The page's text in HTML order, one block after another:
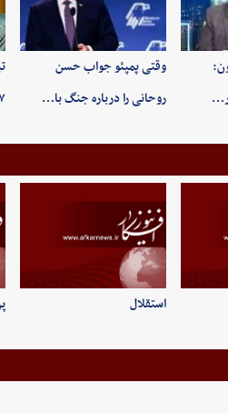
وقتی پمپئو جواب حسن
روحانی را درباره جنگ با…
۱۷
استقلال